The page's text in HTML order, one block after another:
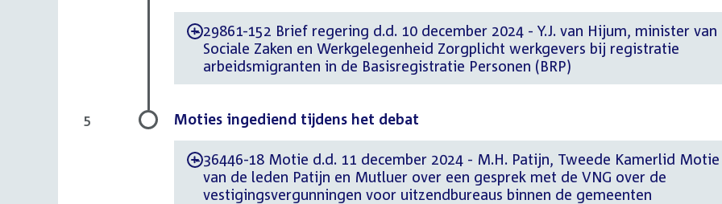
-29861-152 Brief regering d.d. 10 december 2024 - Y.J. van Hijum, minister van
Sociale Zaken en Werkgelegenheid Zorgplicht werkgevers bij registratie
arbeidsmigranten in de Basisregistratie Personen (BRP)
Moties ingediend tijdens het debat
-36446-18 Motie d.d. 11 december 2024 - M.H. Patijn, Tweede Kamerlid Motie
van de leden Patijn en Mutluer over een gesprek met de VNG over de
vestigingsvergunningen voor uitzendbureaus binnen de gemeenten
5